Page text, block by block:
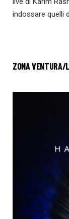
indossare quelli
ZONA VENTURA/